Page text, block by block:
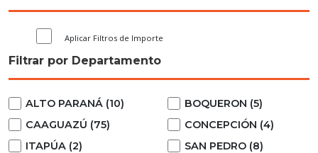
Aplicar Filtros de Importe
Filtrar por Departamento
ALTO PARANÁ (10)
BOQUERON (5)
CAAGUAZÚ (75)
CONCEPCIÓN (4)
ITAPÚA (2)
SAN PEDRO (8)